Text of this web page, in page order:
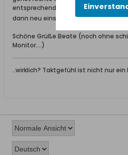
entsprechende Bild raus→ Bild
dann neu einsetzen. Drehen können
Schöne Grüße Beate (noch ohne
Monitor....)
..wirklich? Taktgefühl ist nicht nur ein